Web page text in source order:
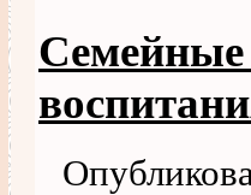
Семейные